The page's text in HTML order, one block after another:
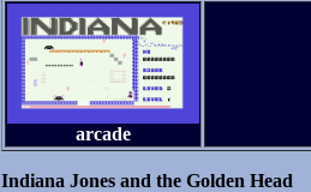
arcade
Indiana Jones and the Golden Head